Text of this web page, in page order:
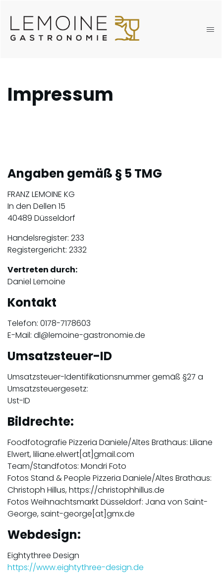
Impressum
Angaben gemäß § 5 TMG
FRANZ LEMOINE KG
In den Dellen 15
40489 Düsseldorf
Handelsregister: 233
Registergericht: 2332
Vertreten durch:
Daniel Lemoine
Kontakt
Telefon: 0178-7178603
E-Mail: dl@lemoine-gastronomie.de
Umsatzsteuer-ID
Umsatzsteuer-Identifikationsnummer gemäß §27 a
Umsatzsteuergesetz:
Ust-ID
Bildrechte:
Foodfotografie Pizzeria Daniele/Altes Brathaus: Liliane
Elwert, liliane.elwert[at]gmail.com
Team/Standfotos: Mondri Foto
Fotos Stand & People Pizzeria Daniele/Altes Brathaus:
Christoph Hillus, https://christophhillus.de
Fotos Weihnachtsmarkt Düsseldorf: Jana von Saint-
George, saint-george[at]gmx.de
Webdesign:
Eightythree Design
https://www.eightythree-design.de